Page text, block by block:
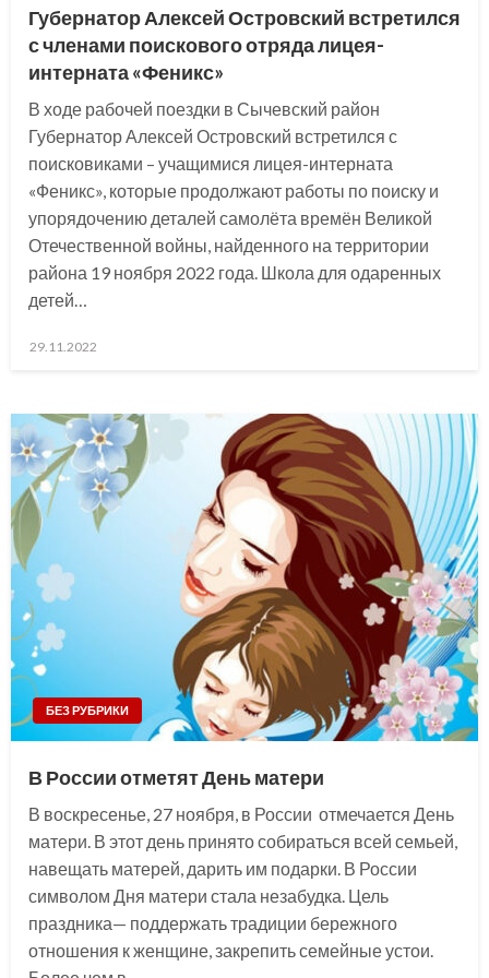
Губернатор Алексей Островский встретился
с членами поискового отряда лицея-
интерната «Феникс»
В ходе рабочей поездки в Сычевский район
Губернатор Алексей Островский встретился с
поисковиками – учащимися лицея-интерната
«Феникс», которые продолжают работы по поиску и
упорядочению деталей самолёта времён Великой
Отечественной войны, найденного на территории
района 19 ноября 2022 года. Школа для одаренных
детей…
Posted
29.11.2022
БЕЗ РУБРИКИ
В России отметят День матери
В воскресенье, 27 ноября, в России отмечается День
матери. В этот день принято собираться всей семьей,
навещать матерей, дарить им подарки. В России
символом Дня матери стала незабудка. Цель
праздника— поддержать традиции бережного
отношения к женщине, закрепить семейные устои.